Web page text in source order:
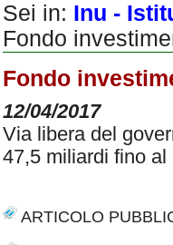
Sei in: Inu -
Fondo
Fondo
12/04/2017
Via libera del
47,5 miliardi fino
ARTICOLO